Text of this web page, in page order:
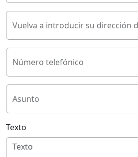
Número telefónico
Asunto
Texto